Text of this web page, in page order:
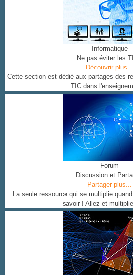
Informatique
Ne pas éviter les
Découvrir plus...
Cette section est dédié aux partages des
TIC dans
Forum
Discussion et
Partager plus...
La seule ressource qui se multiplie
savoir ! Allez et